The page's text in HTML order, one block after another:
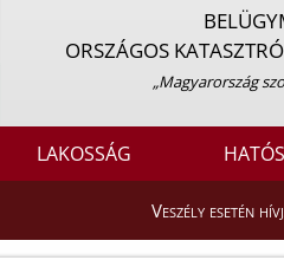
ORSZÁGOS
„Magyarország
LAKOSSÁG
Veszély esetén